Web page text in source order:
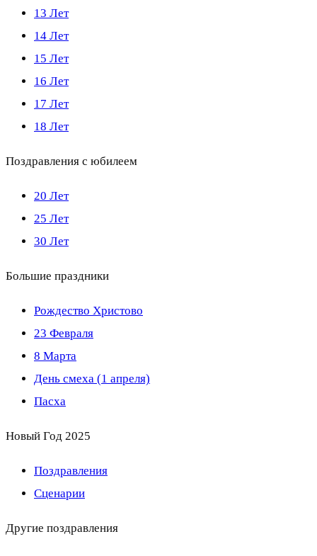
13 Лет
14 Лет
15 Лет
16 Лет
17 Лет
18 Лет
Поздравления с юбилеем
20 Лет
25 Лет
30 Лет
Большие праздники
Рождество Христово
23 Февраля
8 Марта
День смеха (1 апреля)
Пасха
Новый Год 2025
Поздравления
Сценарии
Другие поздравления